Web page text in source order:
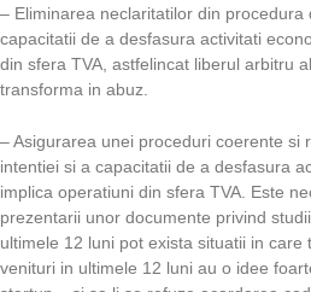
– Eliminarea neclaritatilor din procedura
capacitatii de a desfasura activitati
din sfera TVA, astfelincat liberul arbitru
transforma in abuz.
– Asigurarea unei proceduri coerente si
intentiei si a capacitatii de a desfasura
implica operatiuni din sfera TVA. Este
prezentarii unor documente privind
ultimele 12 luni pot exista situatii in
venituri in ultimele 12 luni au o idee